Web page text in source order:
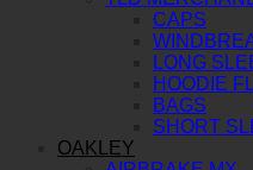
CAPS
LONG
HOODIE
BAGS
SHORT
OAKLEY